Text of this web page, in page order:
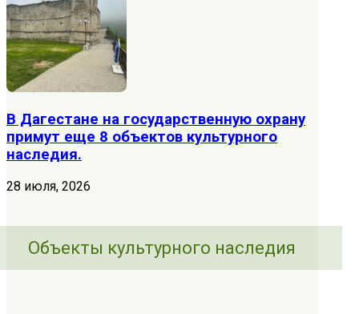
В Дагестане на государственную охрану
примут еще 8 объектов культурного
наследия.
28 июля, 2026
Объекты культурного наследия